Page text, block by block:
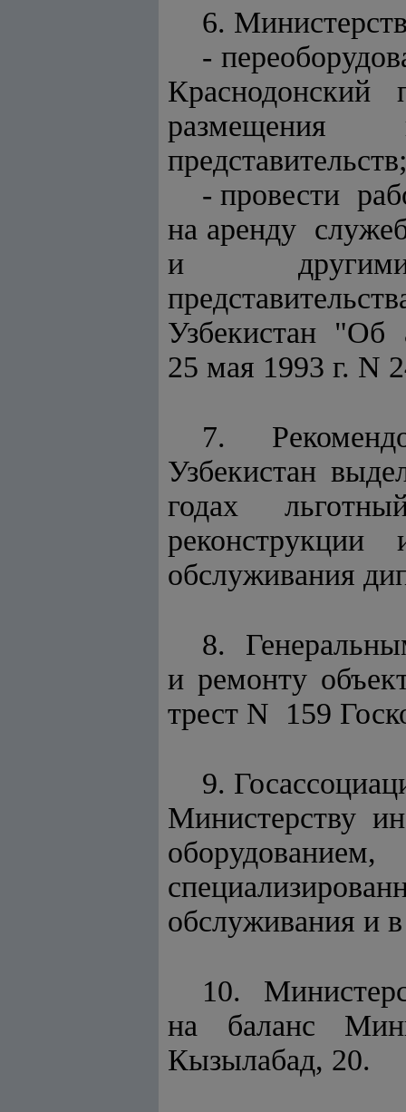
6.
-
размещения
представительств;
- провести
на аренду
и другими
Узбекистан "Об
25 мая 1993 г. N
7.
Узбекистан
годах
обслуживания
8.
и ремонту
трест N 159
9.
Министерству
обслуживания и
10.
на баланс
Кызылабад, 20.